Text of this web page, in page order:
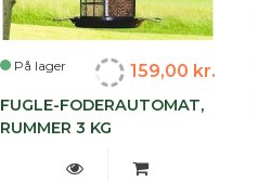
På lager 159,00 kr.
FUGLE-FODERAUTOMAT,
RUMMER 3 KG